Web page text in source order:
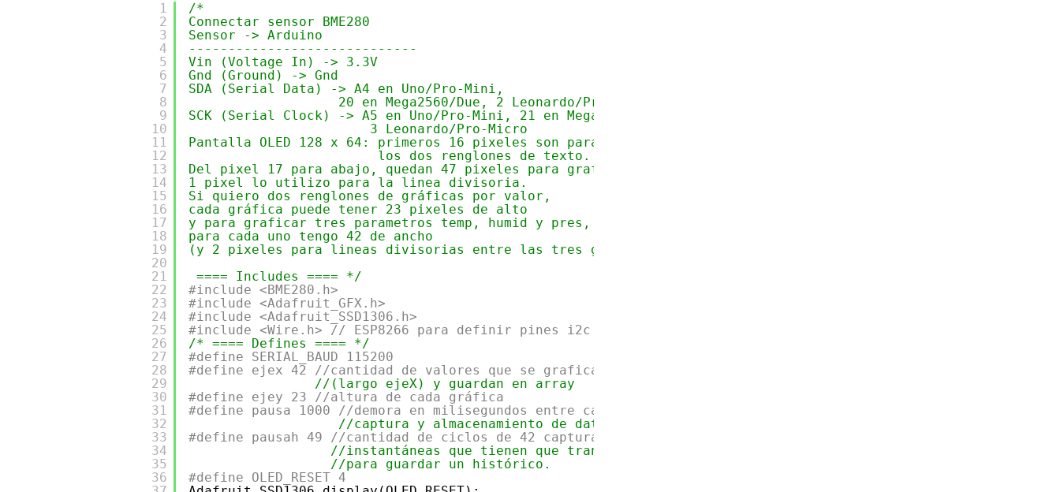
1
2
3
4
5
6
7
8
9
10
11
12
13
14
15
16
17
18
19
20
21
22
23
24
25
26
27
28
29
30
31
32
33
34
35
36
/*
Connectar sensor BME280
Sensor -> Arduino
-----------------------------
Vin (Voltage In) -> 3.3V
Gnd (Ground) -> Gnd
SDA (Serial Data) -> A4 en Uno/Pro-Mini,
20 en Mega2560/Due, 2 Leonardo/Pro-Micro
SCK (Serial Clock) -> A5 en Uno/Pro-Mini, 21 en Mega2560/Due,
3 Leonardo/Pro-Micro
Pantalla OLED 128 x 64: primeros 16 pixeles son para
los dos renglones de texto.
Del pixel 17 para abajo, quedan 47 pixeles para graficar
1 pixel lo utilizo para la linea divisoria.
Si quiero dos renglones de gráficas por valor,
cada gráfica puede tener 23 pixeles de alto
y para graficar tres parametros temp, humid y pres,
para cada uno tengo 42 de ancho
(y 2 pixeles para lineas divisorias entre las tres gráficas)
==== Includes ==== */
#include <BME280.h>
#include <Adafruit_GFX.h>
#include <Adafruit_SSD1306.h>
#include <Wire.h> // ESP8266 para definir pines i2c
/* ==== Defines ==== */
#define SERIAL_BAUD 115200
#define ejex 42 //cantidad de valores que se grafican
//(largo ejeX) y guardan en array
#define ejey 23 //altura de cada gráfica
#define pausa 1000 //demora en milisegundos entre cada
//captura y almacenamiento de datos
#define pausah 49 //cantidad de ciclos de 42 capturas
//instantáneas que tienen que transcurrir
//para guardar un histórico.
#define OLED_RESET 4